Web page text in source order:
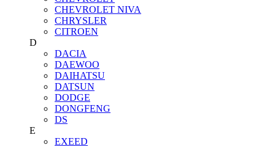
CHEVROLET NIVA
CHRYSLER
CITROEN
D
DACIA
DAEWOO
DAIHATSU
DATSUN
DODGE
DONGFENG
DS
E
EXEED